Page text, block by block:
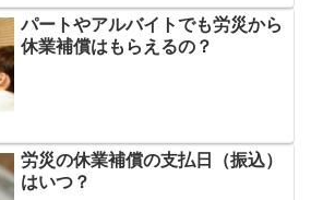
パートやアルバイトでも労災から
休業補償はもらえるの？
労災の休業補償の支払日（振込）
はいつ？